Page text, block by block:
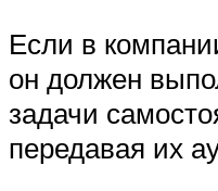
Если в
он должен
задачи
передавая их